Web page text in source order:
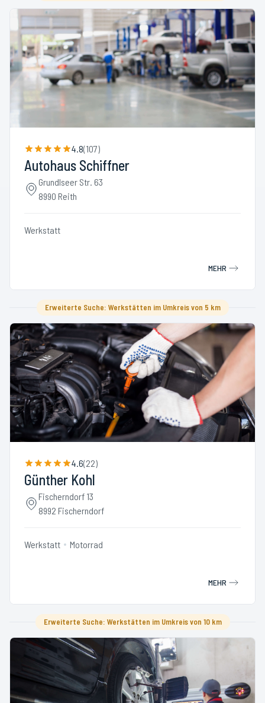
4.8(107)
Autohaus Schiffner
Grundlseer Str. 63
8990 Reith
Werkstatt
MEHR
Erweiterte Suche: Werkstätten im Umkreis von 5 km
4.6(22)
Günther Kohl
Fischerndorf 13
8992 Fischerndorf
Werkstatt Motorrad
MEHR
Erweiterte Suche: Werkstätten im Umkreis von 10 km